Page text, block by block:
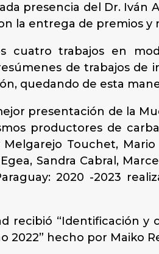
presencia del Dr.
la entrega de premios
cuatro trabajos en
de trabajos de
quedando de esta
presentación de la
productores de
Touchet,
Sandra Cabral,
2020 -2023
recibió “Identificación y
2022” hecho por Maiko